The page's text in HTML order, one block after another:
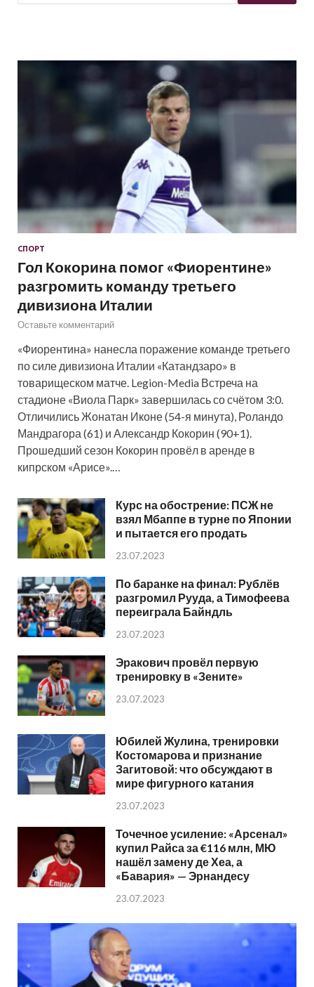
СПОРТ
Гол Кокорина помог «Фиорентине»
разгромить команду третьего
дивизиона Италии
Оставьте комментарий
«Фиорентина» нанесла поражение команде третьего
по силе дивизиона Италии «Катандзаро» в
товарищеском матче. Legion-Media Встреча на
стадионе «Виола Парк» завершилась со счётом 3:0.
Отличились Жонатан Иконе (54-я минута), Роландо
Мандрагора (61) и Александр Кокорин (90+1).
Прошедший сезон Кокорин провёл в аренде в
кипрском «Арисе».…
Курс на обострение: ПСЖ не
взял Мбаппе в турне по Японии
и пытается его продать
23.07.2023
По баранке на финал: Рублёв
разгромил Рууда, а Тимофеева
переиграла Байндль
23.07.2023
Эракович провёл первую
тренировку в «Зените»
23.07.2023
Юбилей Жулина, тренировки
Костомарова и признание
Загитовой: что обсуждают в
мире фигурного катания
23.07.2023
Точечное усиление: «Арсенал»
купил Райса за €116 млн, МЮ
нашёл замену де Хеа, а
«Бавария» — Эрнандесу
23.07.2023